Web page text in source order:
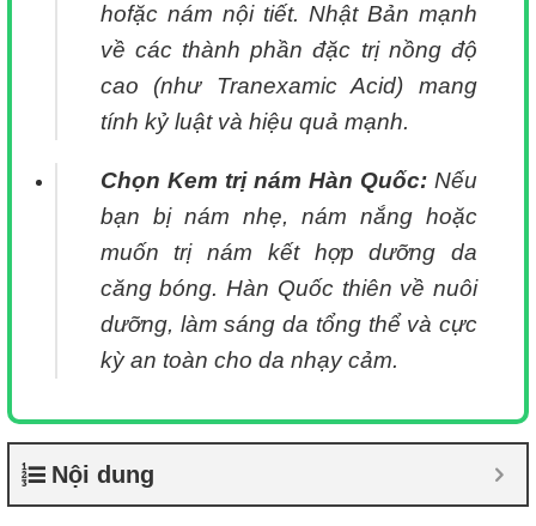
hofặc nám nội tiết. Nhật Bản mạnh
về các thành phần đặc trị nồng độ
cao (như Tranexamic Acid) mang
tính kỷ luật và hiệu quả mạnh.
Chọn Kem trị nám Hàn Quốc:Nếu
bạn bị nám nhẹ, nám nắng hoặc
muốn trị nám kết hợp dưỡng da
căng bóng. Hàn Quốc thiên về nuôi
dưỡng, làm sáng da tổng thể và cực
kỳ an toàn cho da nhạy cảm.
Nội dung